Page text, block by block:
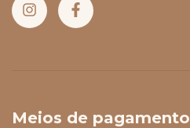
Meios de pagamento